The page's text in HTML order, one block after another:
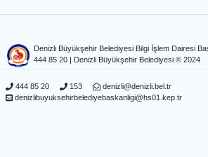
Denizli Büyükşehir Belediyesi Bilgi İşlem Dairesi
444 85 20
| Denizli Büyükşehir Belediyesi © 2024
444 85 20 153
denizli@denizli.bel.tr
denizlibuyuksehirbelediyebaskanligi@hs01.kep.tr